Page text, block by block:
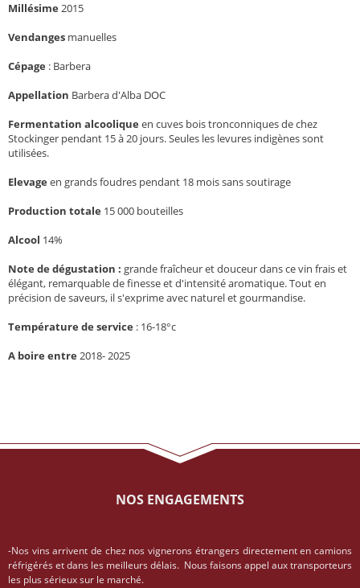
Millésime 2015
Vendanges manuelles
Cépage : Barbera
Appellation Barbera d'Alba DOC
Fermentation alcoolique en cuves bois tronconniques de chez
Stockinger pendant 15 à 20 jours. Seules les levures indigènes sont
utilisées.
Elevage en grands foudres pendant 18 mois sans soutirage
Production totale 15 000 bouteilles
Alcool 14%
Note de dégustation : grande fraîcheur et douceur dans ce vin frais et
élégant, remarquable de finesse et d'intensité aromatique. Tout en
précision de saveurs, il s'exprime avec naturel et gourmandise.
Température de service : 16-18°c
A boire entre 2018- 2025
NOS ENGAGEMENTS
-Nos vins arrivent de chez nos vignerons étrangers directement en camions
réfrigérés et dans les meilleurs délais. Nous faisons appel aux transporteurs
les plus sérieux sur le marché.